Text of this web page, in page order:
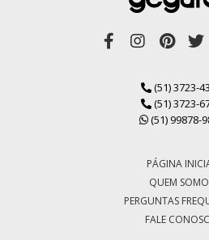
(51) 3723-
(51) 3723-
(51) 99878-
PÁGINA
QUEM
PERGUNTAS
FALE